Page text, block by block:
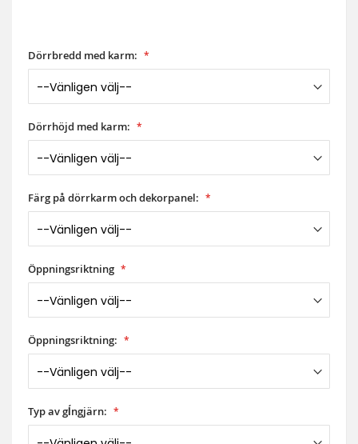
Dörrbredd med karm:
Dörrhöjd med karm:
Färg på dörrkarm och dekorpanel:
Öppningsriktning
Öppningsriktning:
Typ av gĺngjärn: